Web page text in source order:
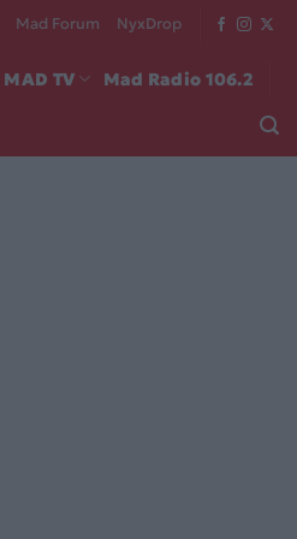
Mad Forum NyxDrop
MAD TV Mad Radio 106.2